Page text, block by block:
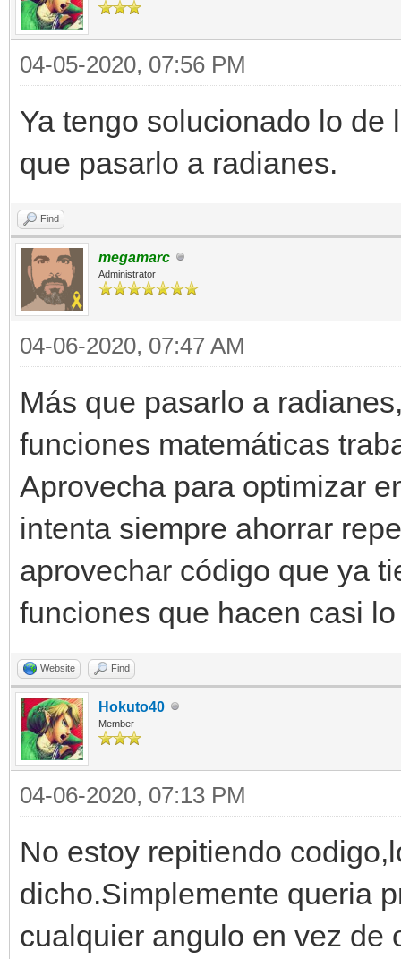
04-05-2020, 07:56 PM
Ya tengo solucionado lo
que pasarlo a radianes.
Find
megamarc
Administrator
04-06-2020, 07:47 AM
Más que pasarlo a
funciones matemáticas
Aprovecha para optimizar
intenta siempre ahorrar
aprovechar código que ya
funciones que hacen casi
Website Find
Hokuto40
Member
04-06-2020, 07:13 PM
No estoy repitiendo
dicho.Simplemente queria
cualquier angulo en vez de